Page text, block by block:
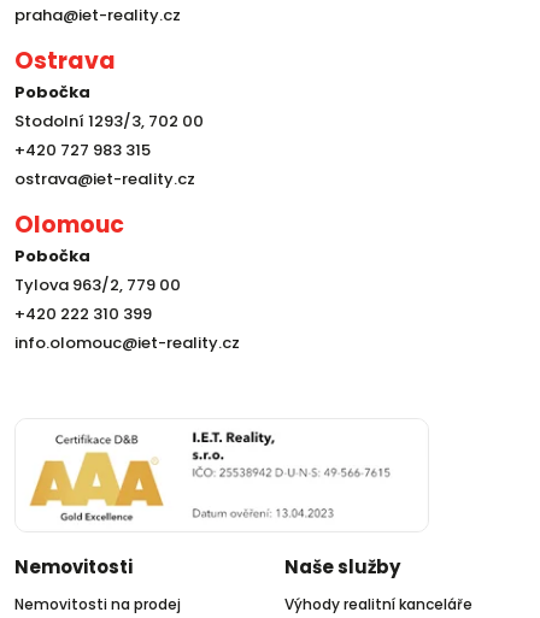
praha@iet-reality.cz
Ostrava
Pobočka
Stodolní 1293/3, 702 00
+420 727 983 315
ostrava@iet-reality.cz
Olomouc
Pobočka
Tylova 963/2, 779 00
+420 222 310 399
info.olomouc@iet-reality.cz
Nemovitosti
Nemovitosti na prodej
Naše služby
Výhody realitní kanceláře